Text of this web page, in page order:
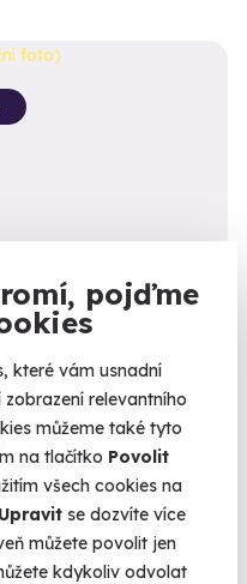
pojďme
které vám usnadní
relevantního
můžeme také tyto
na tlačítko Povolit
všech cookies na
Upravit se dozvíte více
můžete povolit jen
kdykoliv odvolat
8.9
z online stříleček -
znáte z oblíbených